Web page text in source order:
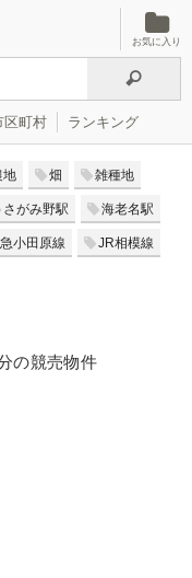
お気に入り
区町村 ランキング
地 畑 雑種地
さがみ野駅 海老名駅
小田原線 JR相模線
の競売物件